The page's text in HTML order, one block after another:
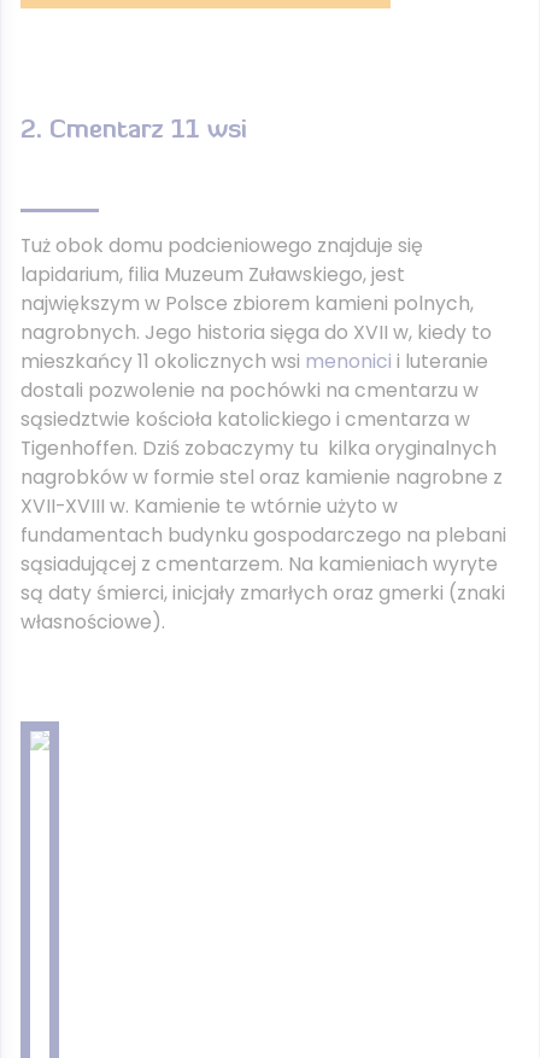
2. Cmentarz 11 wsi
Tuż obok domu podcieniowego znajduje się
lapidarium, filia Muzeum Zuławskiego, jest
największym w Polsce zbiorem kamieni polnych,
nagrobnych. Jego historia sięga do XVII w, kiedy to
mieszkańcy 11 okolicznych wsi menonici i luteranie
dostali pozwolenie na pochówki na cmentarzu w
sąsiedztwie kościoła katolickiego i cmentarza w
Tigenhoffen. Dziś zobaczymy tu kilka oryginalnych
nagrobków w formie stel oraz kamienie nagrobne z
XVII-XVIII w. Kamienie te wtórnie użyto w
fundamentach budynku gospodarczego na plebani
sąsiadującej z cmentarzem. Na kamieniach wyryte
są daty śmierci, inicjały zmarłych oraz gmerki (znaki
własnościowe).